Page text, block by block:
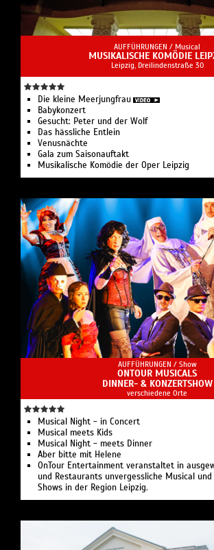
AUFFÜHRUNGEN / Musical
MUSIKALISCHE KOMÖDIE
Leipzig, Dreilindenstraße 30
Die kleine Meerjungfrau
Babykonzert
Gesucht: Peter und der Wolf
Das hässliche Entlein
Venusnächte
Gala zum Saisonauftakt
Musikalische Komödie der Oper Leipzig
AUFFÜHRUNGEN / Show
ONTOUR MUSICALS
DINNER- & KONZERTSHOW
verschiedene Orte
Musical Night - in Concert
Musical meets Kids
Musical Night - meets Dinner
Aber bitte mit Helene
OnTour Entertainment veranstaltet in
und Restaurants unvergessliche Musical
Shows in der Region Leipzig.